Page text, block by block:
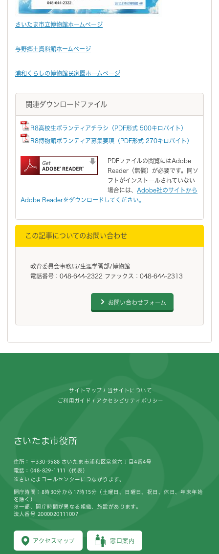
さいたま市立博物館ホームページ
与野郷土資料館ホームページ
浦和くらしの博物館民家園ホームページ
関連ダウンロードファイル
R8高校生ボランティアチラシ（PDF形式 500キロバイト）
R8博物館ボランティア募集要項（PDF形式 270キロバイト）
PDFファイルの閲覧にはAdobe
Reader（無償）が必要です。同ソ
フトがインストールされていない
場合には、 Adobe社のサイトから
Adobe Readerをダウンロードしてください。
この記事についてのお問い合わせ
教育委員会事務局/生涯学習部/博物館
電話番号：048-644-2322 ファックス：048-644-2313
お問い合わせフォーム
サイトマップ 当サイトについて
ご利用ガイド アクセシビリティポリシー
さいたま市役所
住所：〒330-9588 さいたま市浦和区常盤六丁目4番4号
電話：048-829-1111（代表）
※さいたまコールセンターにつながります。
アクセスマップ 窓口案内
開庁時間：8時30分から17時15分（土曜日、日曜日、祝日、休日、年末年始
を除く）
※一部、開庁時間が異なる組織、施設があります。
法人番号 2000020111007